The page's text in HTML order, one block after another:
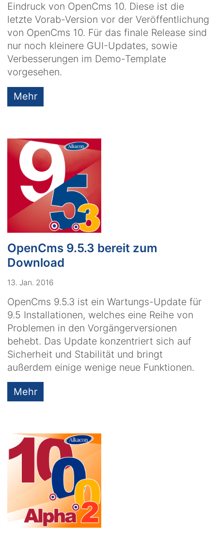
Eindruck von OpenCms 10. Diese ist die
letzte Vorab-Version vor der Veröffentlichung
von OpenCms 10. Für das finale Release sind
nur noch kleinere GUI-Updates, sowie
Verbesserungen im Demo-Template
vorgesehen.
Mehr
OpenCms 9.5.3 bereit zum
Download
13. Jan. 2016
OpenCms 9.5.3 ist ein Wartungs-Update für
9.5 Installationen, welches eine Reihe von
Problemen in den Vorgängerversionen
behebt. Das Update konzentriert sich auf
Sicherheit und Stabilität und bringt
außerdem einige wenige neue Funktionen.
Mehr